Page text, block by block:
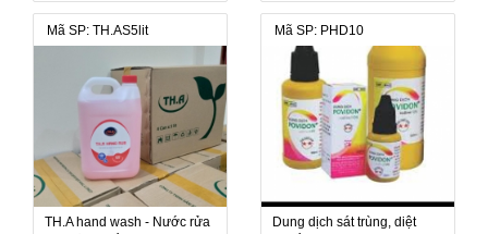
Mã SP: TH.AS5lit
TH.A hand wash - Nước rửa
Mã SP: PHD10
Dung dịch sát trùng, diệt